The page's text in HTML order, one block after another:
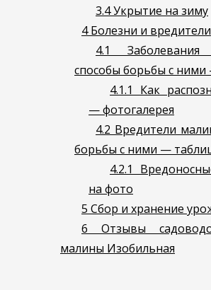
3.4Укрытие на зиму
4Болезни и вредители
4.1
способы борьбы с
4.1.1
Как
— фотогалерея
4.2 Вредители
борьбы с ними —
4.2.1
на фото
5 Сбор и хранение
6 Отзывы
малины Изобильная